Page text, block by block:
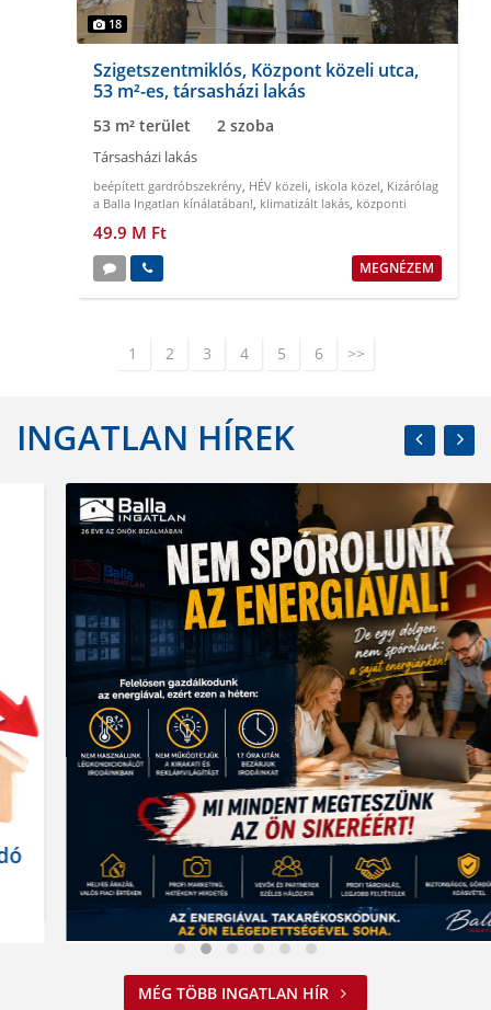
18
Szigetszentmiklós, Központ közeli utca,
53 m²-es, társasházi lakás
53 m² terület 2 szoba
Társasházi lakás
beépített gardróbszekrény, HÉV közeli, iskola közel, Kizárólag
a Balla Ingatlan kínálatában!, klimatizált lakás, központi
49.9 M Ft
MEGNÉZEM
1 2 3 4 5 6 >>
INGATLAN HÍREK
Nem spórolunk az energiával
MÉG TÖBB INGATLAN HÍR